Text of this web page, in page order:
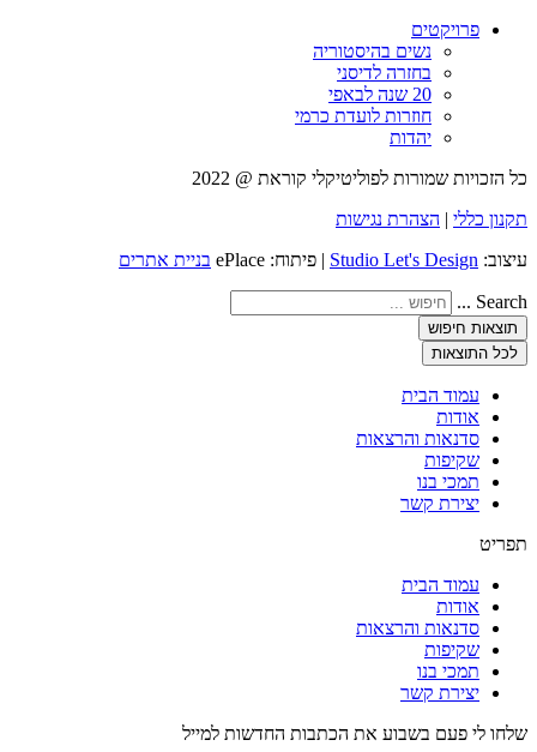
פרויקטים
נשים בהיסטוריה
בחזרה לדיסני
20 שנה לבאפי
חוזרות לועדת כרמי
יהדות
כל הזכויות שמורות לפוליטיקלי קוראת @ 2022
תקנון כללי | הצהרת נגישות
עיצוב: Studio Let's Design | פיתוח: ePlace בניית אתרים
Search ...
תוצאות חיפוש
לכל התוצאות
עמוד הבית
אודות
סדנאות והרצאות
שקיפות
תמכי בנו
יצירת קשר
תפריט
עמוד הבית
אודות
סדנאות והרצאות
שקיפות
תמכי בנו
יצירת קשר
שלחו לי פעם בשבוע את הכתבות החדשות למייל